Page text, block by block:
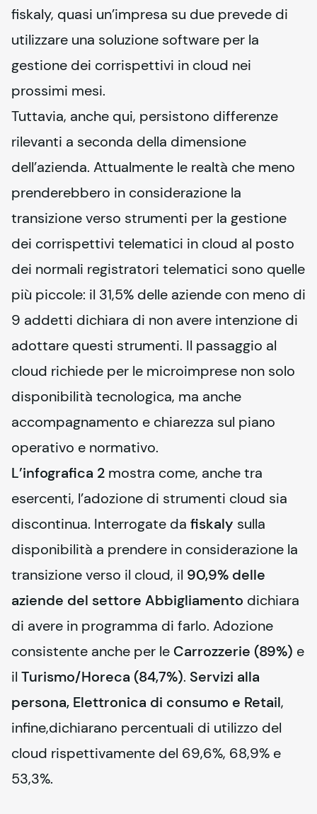
fiskaly, quasi un’impresa su due prevede di
utilizzare una soluzione software per la
gestione dei corrispettivi in cloud nei
prossimi mesi.
Tuttavia, anche qui, persistono differenze
rilevanti a seconda della dimensione
dell’azienda. Attualmente le realtà che meno
prenderebbero in considerazione la
transizione verso strumenti per la gestione
dei corrispettivi telematici in cloud al posto
dei normali registratori telematici sono quelle
più piccole: il 31,5% delle aziende con meno di
9 addetti dichiara di non avere intenzione di
adottare questi strumenti. Il passaggio al
cloud richiede per le microimprese non solo
disponibilità tecnologica, ma anche
accompagnamento e chiarezza sul piano
operativo e normativo.
L’infografica 2 mostra come, anche tra
esercenti, l’adozione di strumenti cloud sia
discontinua. Interrogate da fiskaly sulla
disponibilità a prendere in considerazione la
transizione verso il cloud, il 90,9% delle
aziende del settore Abbigliamento dichiara
di avere in programma di farlo. Adozione
consistente anche per le Carrozzerie (89%) e
il Turismo/Horeca (84,7%). Servizi alla
persona, Elettronica di consumo e Retail,
infine,dichiarano percentuali di utilizzo del
cloud rispettivamente del 69,6%, 68,9% e
53,3%.